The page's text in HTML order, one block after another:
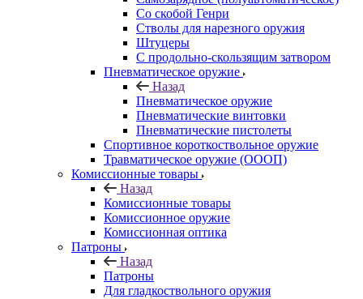
Со скобой Генри
Стволы для нарезного оружия
Штуцеры
С продольно-скользящим затвором
Пневматическое оружие
Назад
Пневматическое оружие
Пневматические винтовки
Пневматические пистолеты
Спортивное короткоствольное оружие
Травматическое оружие (ОООП)
Комиссионные товары
Назад
Комиссионные товары
Комиссионное оружие
Комиссионная оптика
Патроны
Назад
Патроны
Для гладкоствольного оружия